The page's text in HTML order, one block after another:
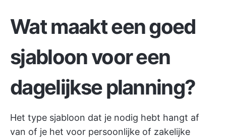
Wat maakt een goed
sjabloon voor een
dagelijkse planning?
Het type sjabloon dat je nodig hebt hangt af
van of je het voor persoonlijke of zakelijke